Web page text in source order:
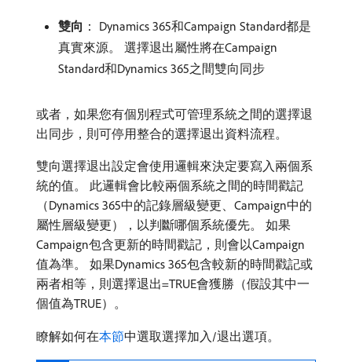
雙向 ： Dynamics 365和Campaign Standard都是
真實來源。 選擇退出屬性將在Campaign
Standard和Dynamics 365之間雙向同步
或者，如果您有個別程式可管理系統之間的選擇退
出同步，則可停用整合的選擇退出資料流程。
雙向選擇退出設定會使用邏輯來決定要寫入兩個系
統的值。 此邏輯會比較兩個系統之間的時間戳記
（Dynamics 365中的記錄層級變更、Campaign中的
屬性層級變更），以判斷哪個系統優先。 如果
Campaign包含更新的時間戳記，則會以Campaign
值為準。 如果Dynamics 365包含較新的時間戳記或
兩者相等，則選擇退出=TRUE會獲勝（假設其中一
個值為TRUE）。
瞭解如何在本節中選取選擇加入/退出選項。